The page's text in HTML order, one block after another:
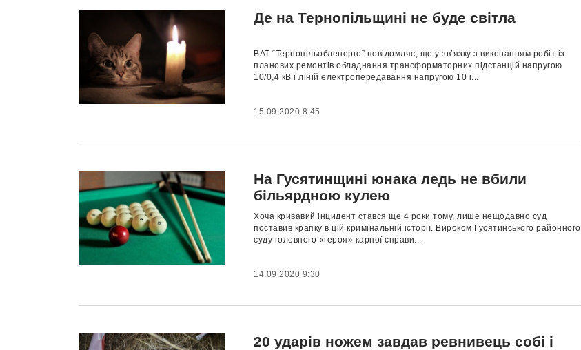
Де на Тернопільщині не буде світла
ВАТ “Тернопільобленерго” повідомляє, що у зв’язку з виконанням робіт із
планових ремонтів обладнання трансформаторних підстанцій напругою
10/0,4 кВ і ліній електропередавання напругою 10 і...
15.09.2020 8:45
На Гусятинщині юнака ледь не вбили
більярдною кулею
Хоча кривавий інцидент стався ще 4 роки тому, лише нещодавно суд
поставив крапку в цій кримінальній історії. Вироком Гусятинського районного
суду головного «героя» карної справи...
14.09.2020 9:30
20 ударів ножем завдав ревнивець собі і